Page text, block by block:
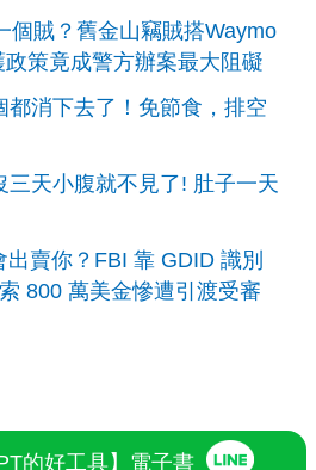
個賊？舊金山竊賊搭Waymo
策竟成警方辦案最大阻礙
都消下去了！免節食，排空
三天小腹就不見了! 肚子一天
出賣你？FBI 靠 GDID 識別
800 萬美金慘遭引渡受審
的好工具】電子書